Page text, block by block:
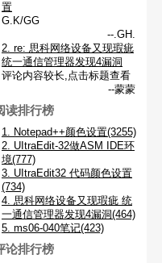
置
G.K/GG
--.GH.
2. re: 思科网络设备又现瑕疵
统一通信管理器发现4漏洞
评论内容较长,点击标题查看
--蒙蒙
读排行榜
1. Notepad++颜色设置(3255)
2. UItraEdit-32做ASM IDE环
境(777)
3. UItraEdit32 代码颜色设置
(734)
4. 思科网络设备又现瑕疵 统
一通信管理器发现4漏洞(464)
5. ms06-040笔记(423)
论排行榜